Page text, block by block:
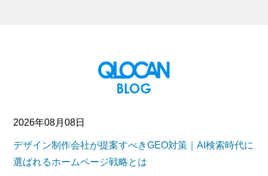
2026年08月08日
デザイン制作会社が提案すべきGEO対策｜AI検索時代に
選ばれるホームページ戦略とは